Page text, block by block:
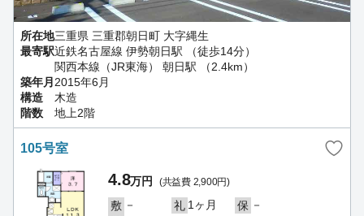
所在地三重県 三重郡朝日町 大字縄生
最寄駅近鉄名古屋線 伊勢朝日駅 （徒歩14分）
関西本線（JR東海） 朝日駅 （2.4km）
築年月 2015年6月
構造
木造
階数
地上2階
105号室
4.8万円 (共益費 2,900円)
敷 － 礼 1ヶ月 保 －